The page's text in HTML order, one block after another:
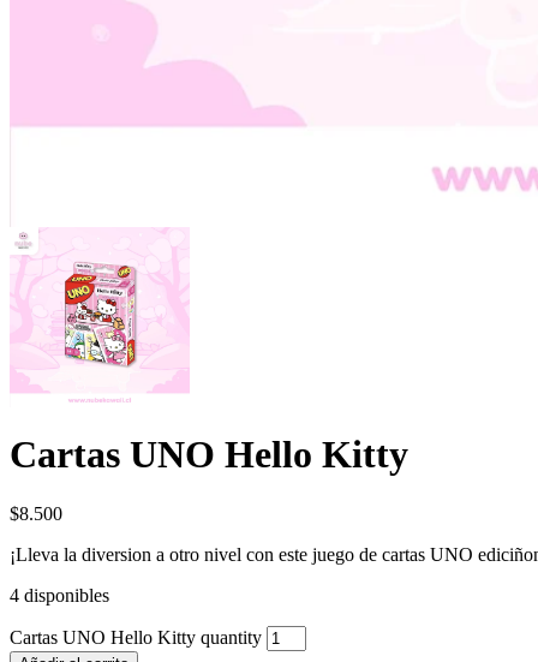
Cartas UNO Hello Kitty
$8.500
¡Lleva la diversion a otro nivel con este juego de cartas UNO
4 disponibles
Cartas UNO Hello Kitty quantity